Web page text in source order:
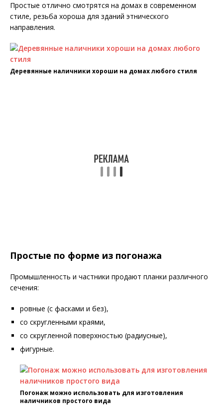
Простые отлично смотрятся на домах в современном
стиле, резьба хороша для зданий этнического
направления.
Деревянные наличники хороши на домах любого стиля
Простые по форме из погонажа
Промышленность и частники продают планки различного
сечения:
ровные (с фасками и без),
со скругленными краями,
со скругленной поверхностью (радиусные),
фигурные.
Погонаж можно использовать для изготовления
наличников простого вида